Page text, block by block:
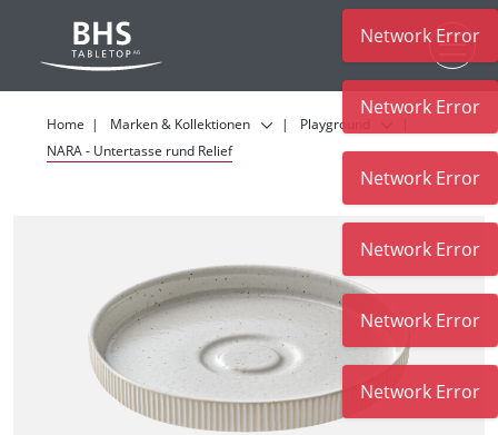
Home Marken & Kollektionen
Playground
NARA - Untertasse rund Relief
Network Error
Network Error
Network Error
Network Error
Network Error
Network Error